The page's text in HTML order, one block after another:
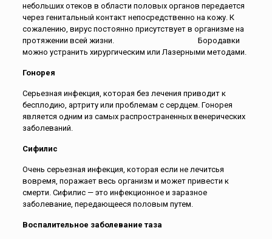
небольших отеков в области половых органов передается
через генитальный контакт непосредственно на кожу. К
сожалению, вирус постоянно присутствует в организме на
протяжении всей жизни. Бородавки
можно устранить хирургическим или Лазерными методами.
Гонорея
Серьезная инфекция, которая без лечения приводит к
бесплодию, артриту или проблемам с сердцем. Гонорея
является одним из самых распространенных венерических
заболеваний.
Сифилис
Очень серьезная инфекция, которая если не лечитсья
вовремя, поражает весь организм и может привести к
смерти. Сифилис — это инфекционное и заразное
заболевание, передающееся половым путем.
Воспалительное заболевание таза